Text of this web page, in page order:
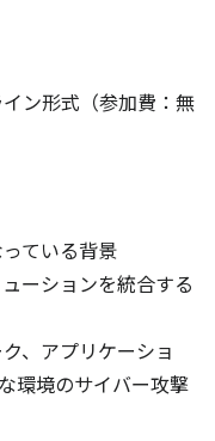
ン形式（参加費：無
ている背景
ーションを統合する
、アプリケーショ
環境のサイバー攻撃